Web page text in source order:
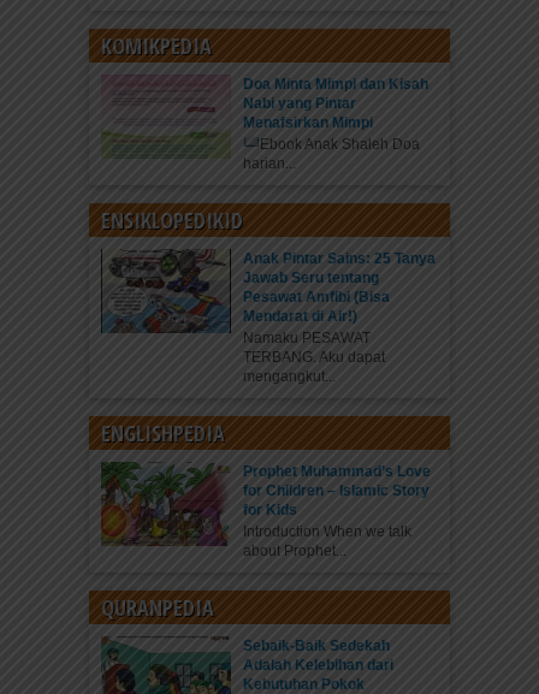
KOMIKPEDIA
Doa Minta Mimpi dan Kisah
Nabi yang Pintar
Menafsirkan Mimpi
Ebook Anak Shaleh Doa
harian...
ENSIKLOPEDIKID
Anak Pintar Sains: 25 Tanya
Jawab Seru tentang
Pesawat Amfibi (Bisa
Mendarat di Air!)
Namaku PESAWAT
TERBANG. Aku dapat
mengangkut...
ENGLISHPEDIA
Prophet Muhammad’s Love
for Children – Islamic Story
for Kids
Introduction When we talk
about Prophet...
QURANPEDIA
Sebaik-Baik Sedekah
Adalah Kelebihan dari
Kebutuhan Pokok